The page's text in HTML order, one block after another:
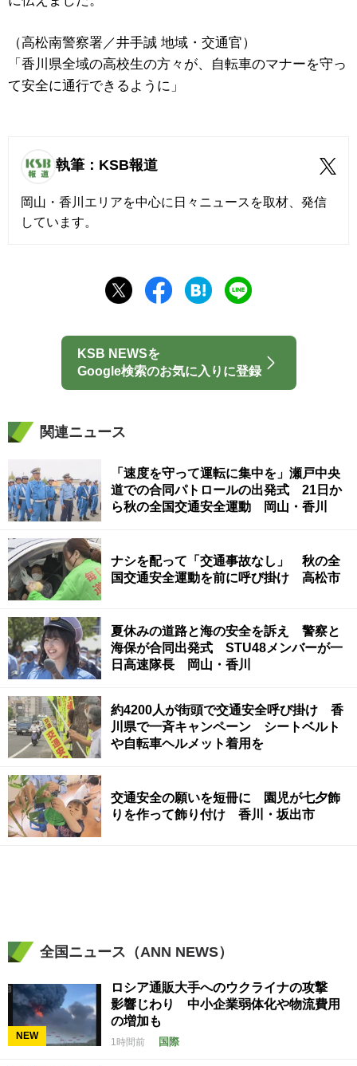
（高松南警察署／井手誠 地域・交通官）
「香川県全域の高校生の方々が、自転車のマナーを守っ
て安全に通行できるように」
執筆：KSB報道
岡山・香川エリアを中心に日々ニュースを取材、発信
しています。
KSB NEWSを
Google検索のお気に入りに登録
関連ニュース
「速度を守って運転に集中を」瀬戸中央
道での合同パトロールの出発式 21日か
ら秋の全国交通安全運動 岡山・香川
ナシを配って「交通事故なし」 秋の全
国交通安全運動を前に呼び掛け 高松市
夏休みの道路と海の安全を訴え 警察と
海保が合同出発式 STU48メンバーが一
日高速隊長 岡山・香川
約4200人が街頭で交通安全呼び掛け 香
川県で一斉キャンペーン シートベルト
や自転車ヘルメット着用を
交通安全の願いを短冊に 園児が七夕飾
りを作って飾り付け 香川・坂出市
全国ニュース（ANN NEWS）
NEW
ロシア通販大手へのウクライナの攻撃
影響じわり 中小企業弱体化や物流費用
の増加も
1時間前 国際